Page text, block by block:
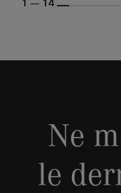
1 --- 14
Ne
le